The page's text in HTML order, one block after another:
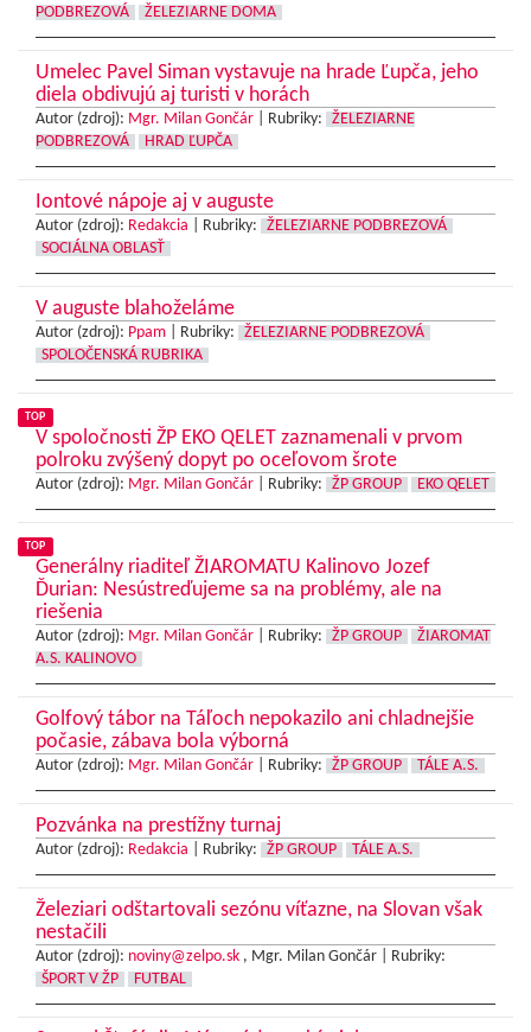
PODBREZOVÁ
ŽELEZIARNE DOMA
Umelec Pavel Siman vystavuje na hrade Ľupča, jeho
diela obdivujú aj turisti v horách
Autor (zdroj): Mgr. Milan Gončár Rubriky:
ŽELEZIARNE
PODBREZOVÁ
HRAD ĽUPČA
Iontové nápoje aj v auguste
Autor (zdroj): Redakcia Rubriky:
ŽELEZIARNE PODBREZOVÁ
SOCIÁLNA OBLASŤ
V auguste blahoželáme
Autor (zdroj): Ppam Rubriky:
ŽELEZIARNE PODBREZOVÁ
SPOLOČENSKÁ RUBRIKA
TOP
V spoločnosti ŽP EKO QELET zaznamenali v prvom
polroku zvýšený dopyt po oceľovom šrote
Autor (zdroj): Mgr. Milan Gončár Rubriky: ŽP GROUP EKO QELET
TOP
Generálny riaditeľ ŽIAROMATU Kalinovo Jozef
Ďurian: Nesústreďujeme sa na problémy, ale na
riešenia
Autor (zdroj): Mgr. Milan Gončár Rubriky: ŽP GROUP
ŽIAROMAT
A.S. KALINOVO
Golfový tábor na Táľoch nepokazilo ani chladnejšie
počasie, zábava bola výborná
Autor (zdroj): Mgr. Milan Gončár Rubriky: ŽP GROUP TÁLE A.S.
Pozvánka na prestížny turnaj
Autor (zdroj): Redakcia Rubriky: ŽP GROUP TÁLE A.S.
Železiari odštartovali sezónu víťazne, na Slovan však
nestačili
Autor (zdroj): noviny@zelpo.sk , Mgr. Milan Gončár |
Rubriky:
ŠPORT V ŽP
FUTBAL